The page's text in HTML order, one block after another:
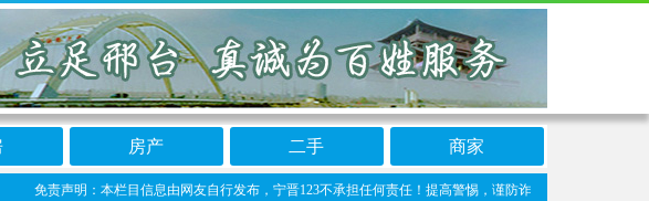
房产 二手 商家
免责声明：本栏目信息由网友自行发布，宁晋123不承担任何责任！提高警惕，谨防诈骗！做推广、做信息置